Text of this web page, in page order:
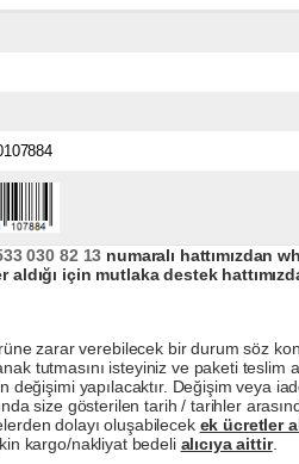
030 82 13 numaralı hattımızdan
için mutlaka destek
zarar verebilecek bir durum söz
tutmasını isteyiniz ve paketi teslim
yapılacaktır. Değişim veya
size gösterilen tarih / tarihler
dolayı oluşabilecek ek ücretler
kargo/nakliyat bedeli alıcıya aittir.